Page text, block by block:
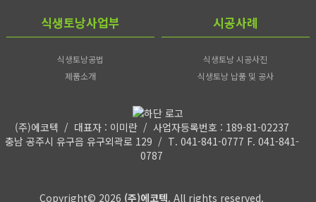
식생토낭사업부
식생토낭공법
제품소개
시공사례
식생토낭 시공사진
식생토낭 납품 및 공사
(주)에코텍 / 대표자 : 이미란 / 사업자등록번호 : 189-81-02237
충남 공주시 유구읍 유구외곽로 129 / T. 041-841-0777 F. 041-841-
0787
Copyright© 2026 (주)에코텍. All rights reserved.